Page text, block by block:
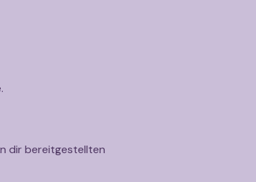
dir bereitgestellten